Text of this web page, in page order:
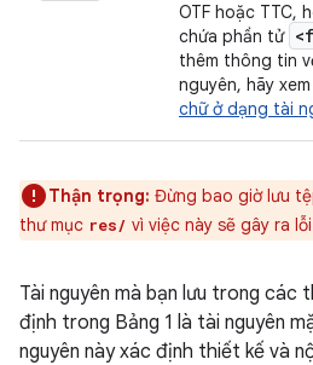
OTF hoặc TTC,
chứa phần tử
thêm thông tin
nguyên, hãy
chữ ở dạng tài
Thận trọng: Đừng bao giờ lưu
thư mục res/ vì việc này sẽ gây ra
Tài nguyên mà bạn lưu trong các
định trong Bảng 1 là tài nguyên
nguyên này xác định thiết kế và